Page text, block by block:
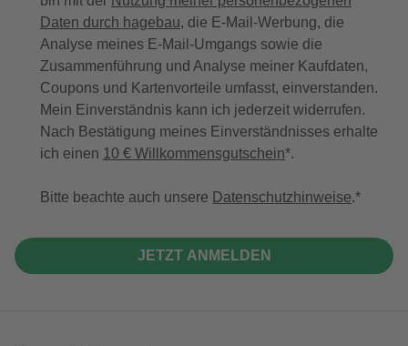
Daten durch hagebau, die E-Mail-Werbung, die
Analyse meines E-Mail-Umgangs sowie die
Zusammenführung und Analyse meiner Kaufdaten,
Coupons und Kartenvorteile umfasst, einverstanden.
Mein Einverständnis kann ich jederzeit widerrufen.
Nach Bestätigung meines Einverständnisses erhalte
ich einen 10 € Willkommensgutschein*.
Bitte beachte auch unsere Datenschutzhinweise.
JETZT ANMELDEN